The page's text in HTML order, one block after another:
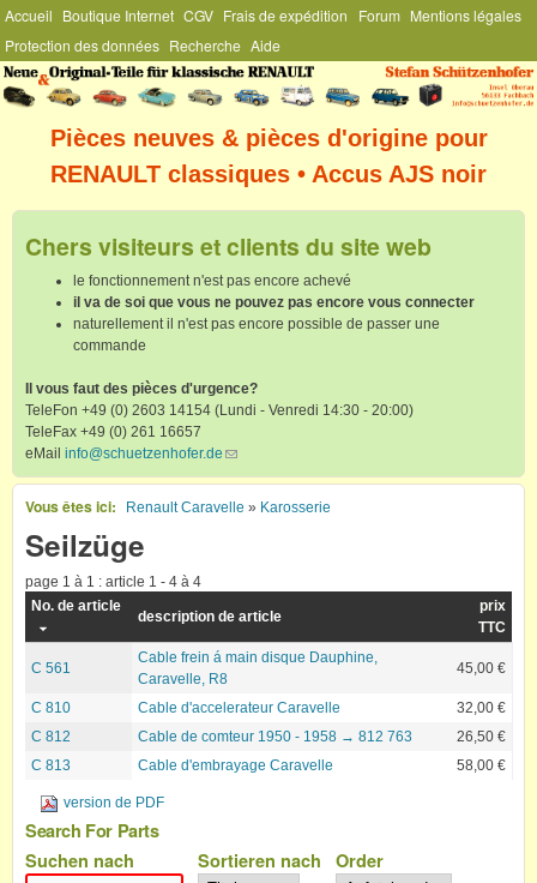
Aller au contenu principal
Menu Général
Accueil Boutique Internet CGV Frais de expédition Forum Mentions légales
Protection des données Recherche Aide
Stefan
Schützenhofer
Pièces neuves & pièces d'origine pour
RENAULT classiques • Accus AJS noir
Chers visiteurs et clients du site web
le fonctionnement n'est pas encore achevé
il va de soi que vous ne pouvez pas encore vous connecter
naturellement il n'est pas encore possible de passer une
commande
Il vous faut des pièces d'urgence?
TeleFon +49 (0) 2603 14154 (Lundi - Venredi 14:30 - 20:00)
TeleFax +49 (0) 261 16657
eMail info@schuetzenhofer.de (link sends e-mail)
Vous êtes ici Renault Caravelle » Karosserie
Seilzüge
page 1 à 1 : article 1 - 4 à 4
No. de article
description de article
prix
TTC
C 561
Cable frein á main disque Dauphine,
Caravelle, R8
45,00 €
C 810 Cable d'accelerateur Caravelle
32,00 €
C 812
Cable de comteur 1950 - 1958 → 812 763
26,50 €
C 813
Cable d'embrayage Caravelle 58,00 €
version de PDF
Search For Parts
Suchen nach
Sortieren nach Order